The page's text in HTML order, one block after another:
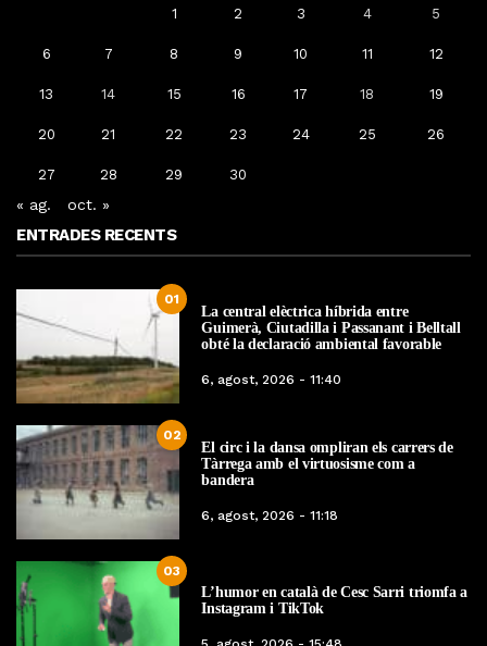
1 2 3 4 5
6 7 8 9 10 11 12
13 14 15 16 17 18 19
20 21 22 23 24 25 26
27 28 29 30
« ag. oct. »
ENTRADES RECENTS
01
La central elèctrica híbrida entre
Guimerà, Ciutadilla i Passanant i Belltall
obté la declaració ambiental favorable
6, agost, 2026 - 11:40
02
El circ i la dansa ompliran els carrers de
Tàrrega amb el virtuosisme com a
bandera
6, agost, 2026 - 11:18
03
L’humor en català de Cesc Sarri triomfa a
Instagram i TikTok